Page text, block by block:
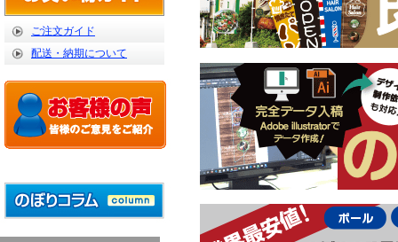
ご注文ガイド
配送・納期について